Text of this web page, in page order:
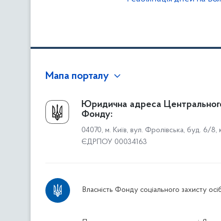
Мапа порталу
Про Фонд
Керівництво
Структура Фонду
Територіальні відділення
Дніпропетровське відділення
Юридична адреса
Фонду:
04070, м. Київ, вул. Фролівська, буд. 6/8,
ЄДРПОУ 00034163
Власність Фонду соціального захисту осіб